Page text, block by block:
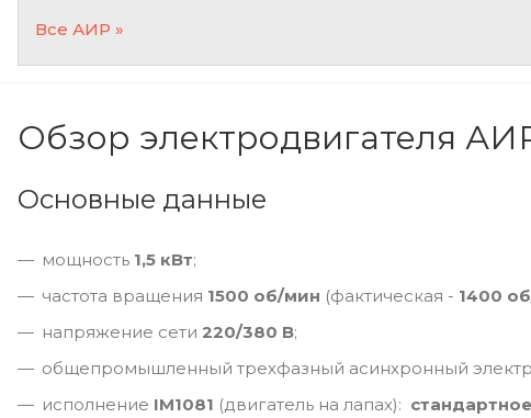
Все АИР »
Обзор электродвигателя
Основные данные
мощность 1,5 кВт;
частота вращения 1500 об/мин (фактическая - 1400
напряжение сети 220/380 В;
общепромышленный трехфазный асинхронный
исполнение IM1081 (двигатель на лапах):